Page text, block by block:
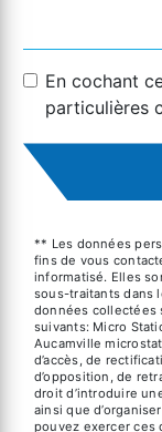
En cochant
particulières
** Les données
fins de vous
informatisé. Elles
sous-traitants dans
données collectées
suivants: Micro
Aucamville
d’accès, de
d’opposition, de
droit d’introduire
ainsi que
pouvez exercer ces